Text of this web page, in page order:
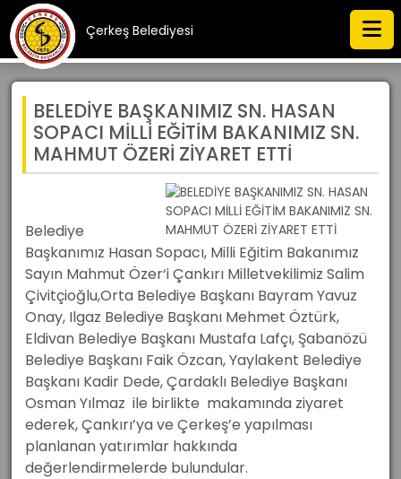
Çerkeş Belediyesi
BELEDİYE BAŞKANIMIZ SN. HASAN
SOPACI MİLLİ EĞİTİM BAKANIMIZ SN.
MAHMUT ÖZERİ ZİYARET ETTİ
Belediye
Başkanımız Hasan Sopacı, Milli Eğitim Bakanımız
Sayın Mahmut Özer‘i Çankırı Milletvekilimiz Salim
Çivitçioğlu,Orta Belediye Başkanı Bayram Yavuz
Onay, Ilgaz Belediye Başkanı Mehmet Öztürk,
Eldivan Belediye Başkanı Mustafa Lafçı, Şabanözü
Belediye Başkanı Faik Özcan, Yaylakent Belediye
Başkanı Kadir Dede, Çardaklı Belediye Başkanı
Osman Yılmaz ile birlikte makamında ziyaret
ederek, Çankırı’ya ve Çerkeş’e yapılması
planlanan yatırımlar hakkında
değerlendirmelerde bulundular.